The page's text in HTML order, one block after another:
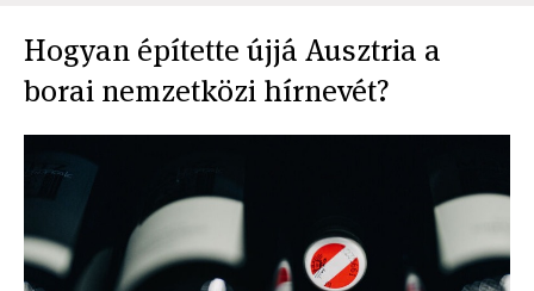
Hogyan építette újjá Ausztria a
borai nemzetközi hírnevét?